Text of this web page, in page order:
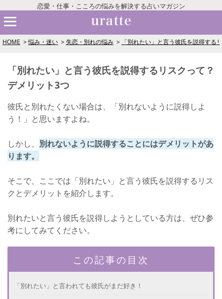
恋愛・仕事・こころの悩みを解決する占いマガジン
HOME 悩み・迷い 失恋・別れの悩み 「別れたい」と言う彼氏を説得する
「別れたい」と言う彼氏を説得するリスクって？
デメリット3つ
彼氏と別れたくない場合は、「別れないように説得しよ
う！」と思いますよね。
しかし、 別れないように説得することにはデメリットがあ
ります。
そこで、ここでは「別れたい」と言う彼氏を説得するリス
クとデメリットを紹介します。
別れたいと言う彼氏を説得しようとしている方は、ぜひ参
考にしてみてください。
この記事の目次
「別れたい」と言われても彼氏がまだ好き！